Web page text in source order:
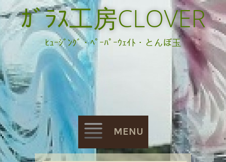
ｶﾞﾗｽ工房CLOVER
ﾋｭｰｼﾞﾝｸﾞ・ﾍﾟｰﾊﾟｰｳｪｲﾄ・とんぼ玉
MENU